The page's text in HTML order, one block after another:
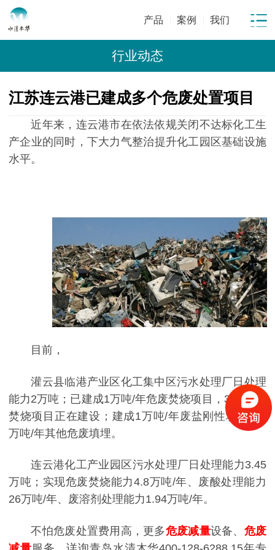
产品 案例 我们
行业动态
江苏连云港已建成多个危废处置项目
近年来，连云港市在依法依规关闭不达标化工生
产企业的同时，下大力气整治提升化工园区基础设施
水平。
目前，
灌云县临港产业区化工集中区污水处理厂日处理
能力2万吨；已建成1万吨/年危废焚烧项目，3万吨/年
焚烧项目正在建设；建成1万吨/年废盐刚性填埋、2
万吨/年其他危废填埋。
连云港化工产业园区污水处理厂日处理能力3.45
万吨；实现危废焚烧能力4.8万吨/年、废酸处理能力
26万吨/年、废溶剂处理能力1.94万吨/年。
不怕危废处置费用高，更多危废减量设备、 危废